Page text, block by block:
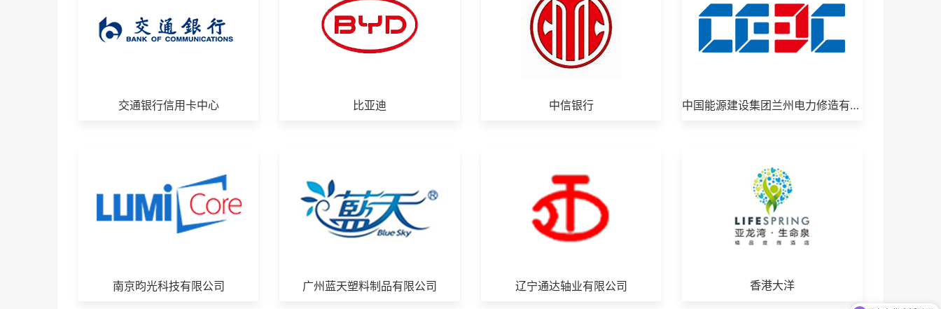
交通银行信用卡中心 比亚迪 中信银行 中国能源建设集团兰州电力修造有限公司
南京昀光科技有限公司 广州蓝天塑料制品有限公司 辽宁通达轴业有限公司 香港大洋